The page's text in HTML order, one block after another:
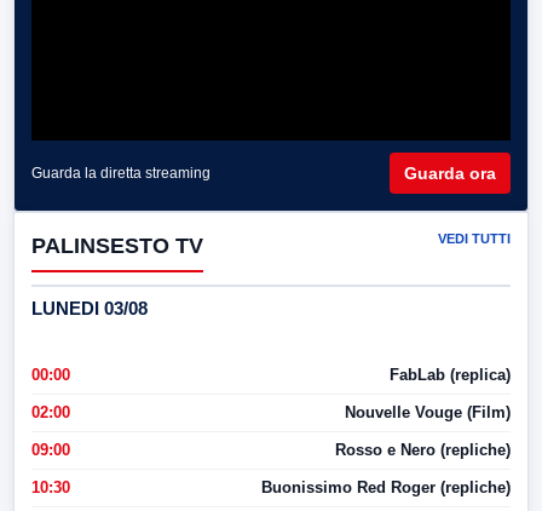
Guarda la diretta streaming Guarda ora
PALINSESTO TV VEDI TUTTI
LUNEDI 03/08
00:00 FabLab (replica)
02:00 Nouvelle Vouge (Film)
09:00 Rosso e Nero (repliche)
10:30 Buonissimo Red Roger (repliche)